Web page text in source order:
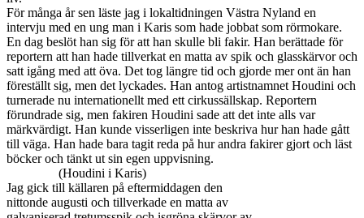
För många år sen läste jag i lokaltidningen Västra Nyland en
intervju med en ung man i Karis som hade jobbat som rörmokare.
En dag beslöt han sig för att han skulle bli fakir. Han berättade för
reportern att han hade tillverkat en matta av spik och glasskärvor och
satt igång med att öva. Det tog längre tid och gjorde mer ont än han
föreställt sig, men det lyckades. Han antog artistnamnet Houdini och
turnerade nu internationellt med ett cirkussällskap. Reportern
förundrade sig, men fakiren Houdini sade att det inte alls var
märkvärdigt. Han kunde visserligen inte beskriva hur han hade gått
till väga. Han hade bara tagit reda på hur andra fakirer gjort och läst
böcker och tänkt ut sin egen uppvisning.
(Houdini i Karis)
Jag gick till källaren på eftermiddagen den
nittonde augusti och tillverkade en matta av